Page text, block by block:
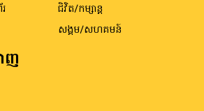
ជិវិត/កម្សាន្ត
សង្គម/សហគមន៍
ញ